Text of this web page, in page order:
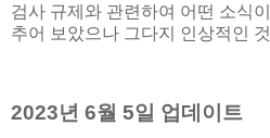
검사 규제와 관련하여 어떤 소식
추어 보았으나 그다지 인상적인
2023년 6월 5일 업데이트